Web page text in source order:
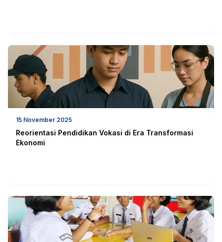
15 November 2025
Reorientasi Pendidikan Vokasi di Era Transformasi
Ekonomi